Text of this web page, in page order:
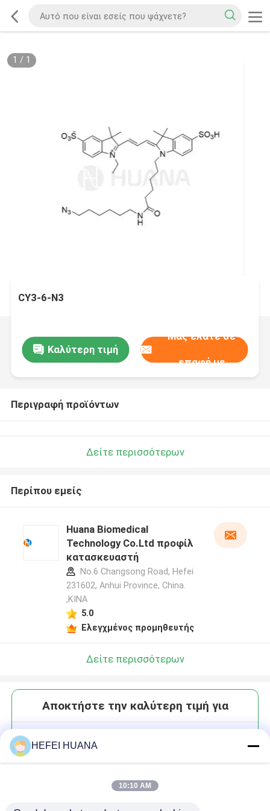
1 / 1
CY3-6-N3
Καλύτερη τιμή
Μας ελάτε σε
επαφή με
Περιγραφή προϊόντων
Δείτε περισσότερων
Περίπου εμείς
Huana Biomedical
Technology Co.Ltd προφίλ
κατασκευαστή
No.6 Changsong Road, Hefei
231602, Anhui Province, China.
,ΚΙΝΑ
5.0
Ελεγχμένος προμηθευτής
Δείτε περισσότερων
Αποκτήστε την καλύτερη τιμή για
HEFEI HUANA
10:10 AM